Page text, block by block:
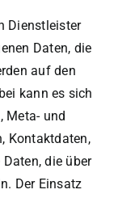
Dienstleister
Daten, die
auf den
kann es sich
Meta- und
Kontaktdaten,
die über
Der Einsatz